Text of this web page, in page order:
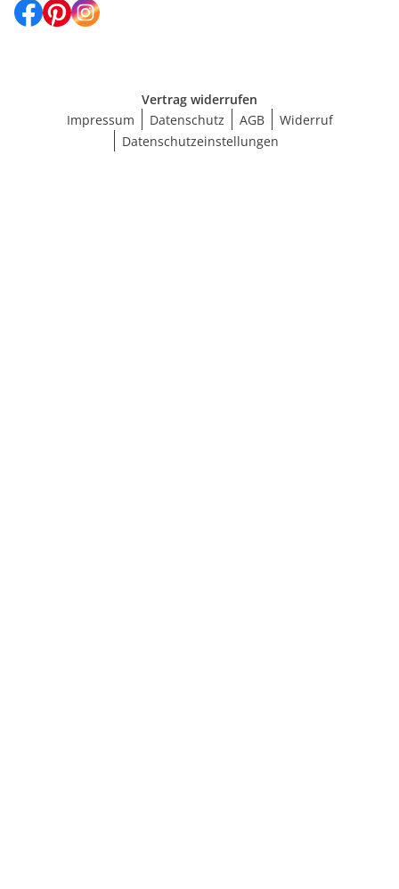
Vertrag widerrufen
Impressum
Datenschutz AGB
Widerruf
Datenschutzeinstellungen